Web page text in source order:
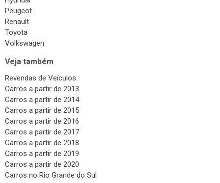
Peugeot
Renault
Toyota
Volkswagen
Veja também
Revendas de Veículos
Carros a partir de 2013
Carros a partir de 2014
Carros a partir de 2015
Carros a partir de 2016
Carros a partir de 2017
Carros a partir de 2018
Carros a partir de 2019
Carros a partir de 2020
Carros no Rio Grande do Sul